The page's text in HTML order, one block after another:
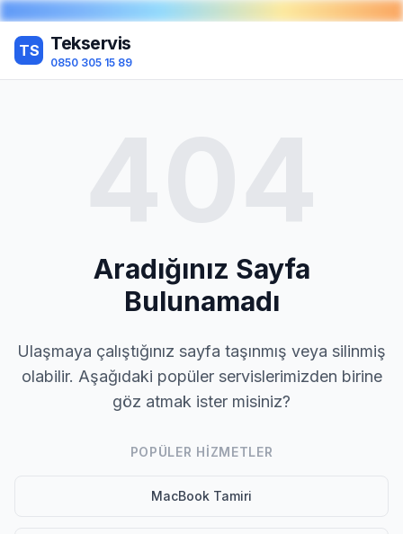
TS Tekservis
0850 305 15 89
Aradığınız Sayfa
Bulunamadı
Ulaşmaya çalıştığınız sayfa taşınmış veya silinmiş
olabilir. Aşağıdaki popüler servislerimizden birine
göz atmak ister misiniz?
POPÜLER HIZMETLER
MacBook Tamiri